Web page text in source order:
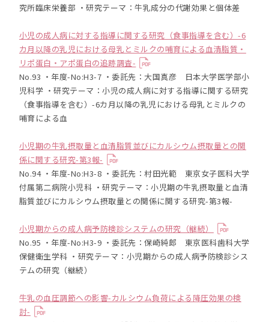
究所臨床栄養部 ・研究テーマ：牛乳成分の代謝効果と個体差
小児の成人病に対する指導に関する研究（食事指導を含む）-6
カ月以降の乳児における母乳とミルクの哺育による血清脂質・
リポ蛋白・アポ蛋白の追跡調査-
No.93 ・年度-No:H3-7 ・委託先：大国真彦 日本大学医学部小
児科学 ・研究テーマ：小児の成人病に対する指導に関する研究
（食事指導を含む）-6カ月以降の乳児における母乳とミルクの
哺育による血
小児期の牛乳摂取量と血清脂質並びにカルシウム摂取量との関
係に関する研究-第3報-
No.94 ・年度-No:H3-8 ・委託先：村田光範 東京女子医科大学
付属第二病院小児科 ・研究テーマ：小児期の牛乳摂取量と血清
脂質並びにカルシウム摂取量との関係に関する研究-第3報-
小児期からの成人病予防検診システムの研究（継続）
No.95 ・年度-No:H3-9 ・委託先：保崎純郎 東京医科歯科大学
保健衛生学科 ・研究テーマ：小児期からの成人病予防検診シス
テムの研究（継続）
牛乳の血圧調節への影響-カルシウム負荷による降圧効果の検
討-